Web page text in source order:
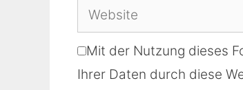
Adresse
Website
Mit der Nutzung dieses
Ihrer Daten durch diese